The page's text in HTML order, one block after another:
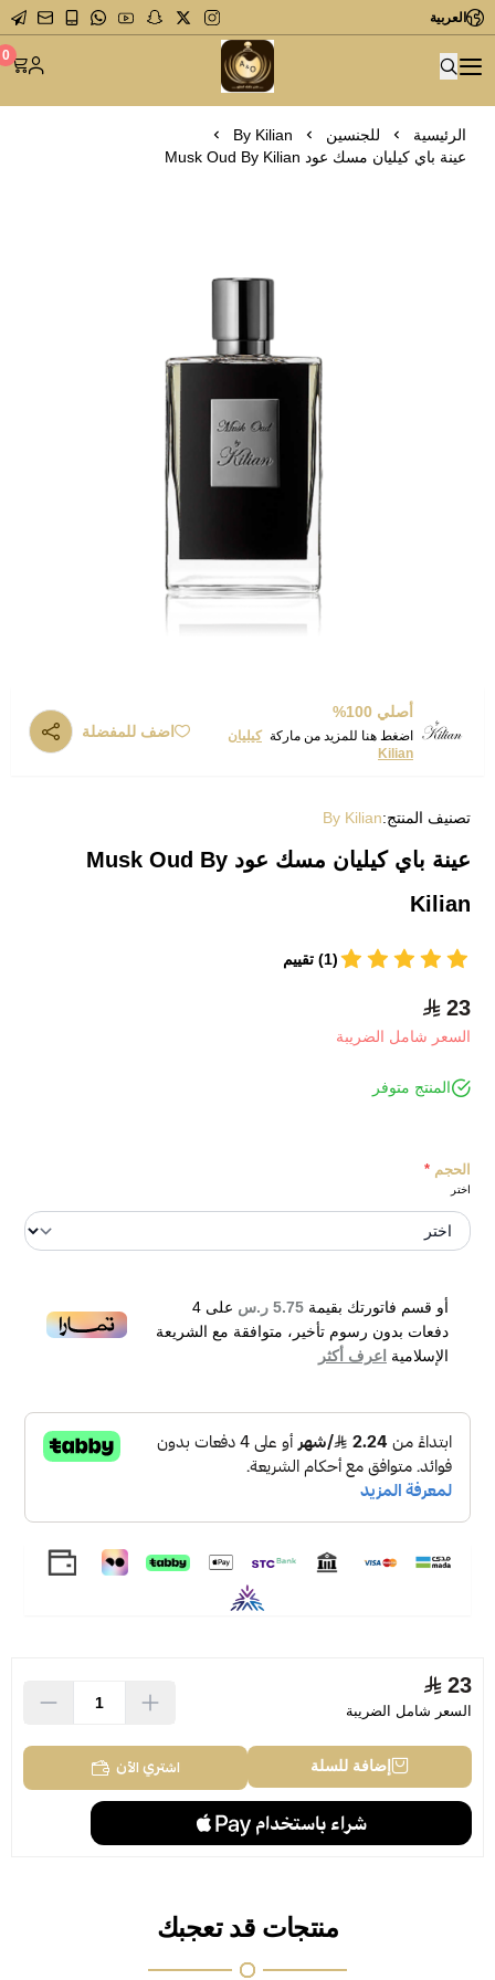
العربية
متجر عاشق العطور 0
الرئيسية للجنسين
By Kilian
عينة باي كيليان مسك عود Musk Oud By Kilian
أصلي 100%
اضغط هنا للمزيد من ماركة كيليان
Kilian
اضف للمفضلة
تصنيف المنتج:By Kilian
عينة باي كيليان مسك عود Musk Oud By
Kilian
(1) تقييم
23
السعر شامل الضريبة
المنتج متوفر
الحجم *
اختر
أو قسم فاتورتك بقيمة 5.75 ر.س على 4
دفعات بدون رسوم تأخير، متوافقة مع الشريعة
الإسلامية اعرف أكثر
23
السعر شامل الضريبة
إضافة للسلة اشتري الآن
منتجات قد تعجبك